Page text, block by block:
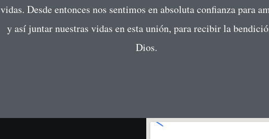
vidas. Desde entonces nos sentimos en absoluta confianza para
y así juntar nuestras vidas en esta unión, para recibir la
Dios.